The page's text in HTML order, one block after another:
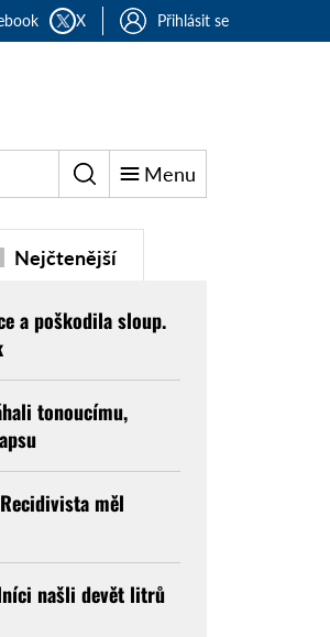
X Přihlásit se
Menu
Nejčtenější
a poškodila sloup.
tonoucímu,
měl
našli devět litrů